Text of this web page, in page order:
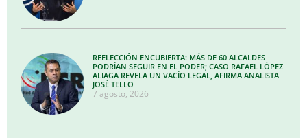
REELECCIÓN ENCUBIERTA: MÁS DE 60 ALCALDES
PODRÍAN SEGUIR EN EL PODER; CASO RAFAEL LÓPEZ
ALIAGA REVELA UN VACÍO LEGAL, AFIRMA ANALISTA
JOSÉ TELLO
7 agosto, 2026